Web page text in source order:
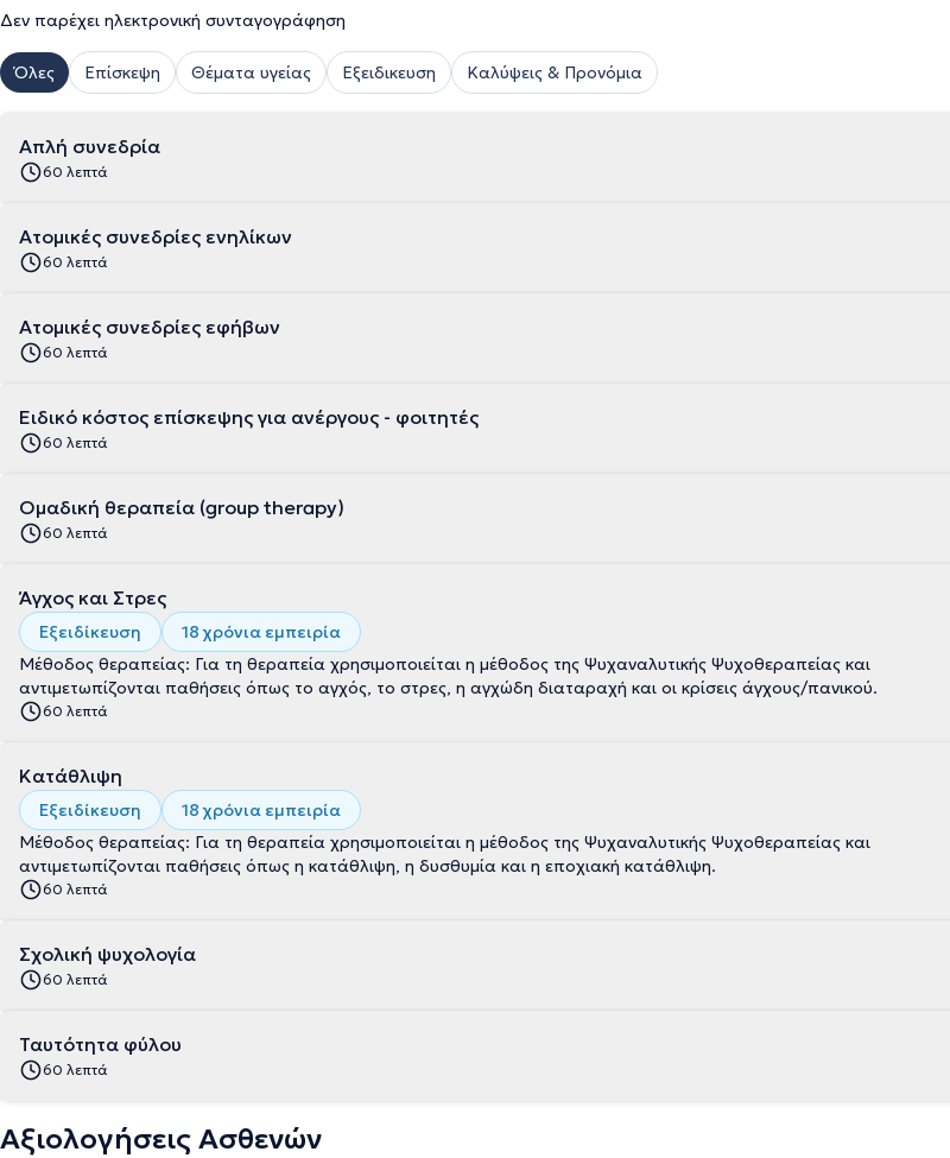
Δεν παρέχει ηλεκτρονική συνταγογράφηση
Όλες Επίσκεψη Θέματα υγείας Εξειδικευση Καλύψεις & Προνόμια
Απλή συνεδρία
60 λεπτά
Ατομικές συνεδρίες ενηλίκων
60 λεπτά
Ατομικές συνεδρίες εφήβων
60 λεπτά
Ειδικό κόστος επίσκεψης για ανέργους - φοιτητές
60 λεπτά
Ομαδική θεραπεία (group therapy)
60 λεπτά
Άγχος και Στρες
Εξειδίκευση
18 χρόνια εμπειρία
Μέθοδος θεραπείας: Για τη θεραπεία χρησιμοποιείται η μέθοδος της Ψυχαναλυτικής Ψυχοθεραπείας και
αντιμετωπίζονται παθήσεις όπως το αγχός, το στρες, η αγχώδη διαταραχή και οι κρίσεις άγχους/πανικού.
60 λεπτά
Κατάθλιψη
Εξειδίκευση
18 χρόνια εμπειρία
Μέθοδος θεραπείας: Για τη θεραπεία χρησιμοποιείται η μέθοδος της Ψυχαναλυτικής Ψυχοθεραπείας και
αντιμετωπίζονται παθήσεις όπως η κατάθλιψη, η δυσθυμία και η εποχιακή κατάθλιψη.
60 λεπτά
Σχολική ψυχολογία
60 λεπτά
Ταυτότητα φύλου
60 λεπτά
Αξιολογήσεις Ασθενών